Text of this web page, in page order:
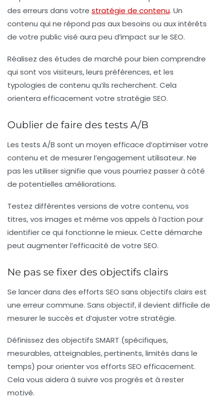
des erreurs dans votre stratégie de contenu. Un
contenu qui ne répond pas aux besoins ou aux intérêts
de votre public visé aura peu d’impact sur le SEO.
Réalisez des études de marché pour bien comprendre
qui sont vos visiteurs, leurs préférences, et les
typologies de contenu qu’ils recherchent. Cela
orientera efficacement votre stratégie SEO.
Oublier de faire des tests A/B
Les tests A/B sont un moyen efficace d’optimiser votre
contenu et de mesurer l’engagement utilisateur. Ne
pas les utiliser signifie que vous pourriez passer à côté
de potentielles améliorations.
Testez différentes versions de votre contenu, vos
titres, vos images et même vos appels à l’action pour
identifier ce qui fonctionne le mieux. Cette démarche
peut augmenter l’efficacité de votre SEO.
Ne pas se fixer des objectifs clairs
Se lancer dans des efforts SEO sans objectifs clairs est
une erreur commune. Sans objectif, il devient difficile de
mesurer le succès et d’ajuster votre stratégie.
Définissez des objectifs SMART (spécifiques,
mesurables, atteignables, pertinents, limités dans le
temps) pour orienter vos efforts SEO efficacement.
Cela vous aidera à suivre vos progrès et à rester
motivé.